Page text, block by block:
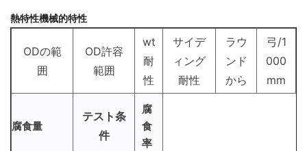
熱特性機械的特性
ODの範
囲
OD許容
範囲
wt
耐
性
サイデ
ィング
耐性
ラウ
ンド
から
弓/1
000
mm
腐食量
テスト条
件
腐
食
率